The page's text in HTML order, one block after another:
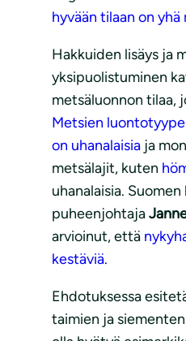
hyvään tilaan on yhä
Hakkuiden lisäys ja
yksipuolistuminen
metsäluonnon tilaa,
Metsien
on uhanalaisia ja
metsälajit, kuten
uhanalaisia.
puheenjohtaja
arvioinut, että
kestäviä.
Ehdotuksessa
taimien ja